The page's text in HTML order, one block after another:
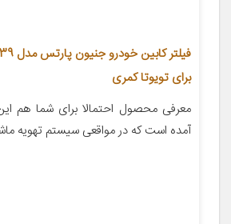
برای تویوتا کمری
معرفی محصول احتمالا برای شما هم
آمده است که در مواقعی سیستم تهویه